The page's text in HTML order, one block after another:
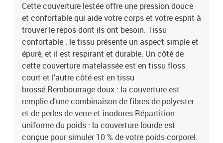
Cette couverture lestée offre une pression douce
et confortable qui aide votre corps et votre esprit à
trouver le repos dont ils ont besoin. Tissu
confortable : le tissu présente un aspect simple et
épuré, et il est respirant et durable. Un côté de
cette couverture matelassée est en tissu floss
court et l'autre côté est en tissu
brossé.Rembourrage doux : la couverture est
remplie d'une combinaison de fibres de polyester
et de perles de verre et inodores.Répartition
uniforme du poids : la couverture lourde est
conçue pour simuler 10 % de votre poids corporel.